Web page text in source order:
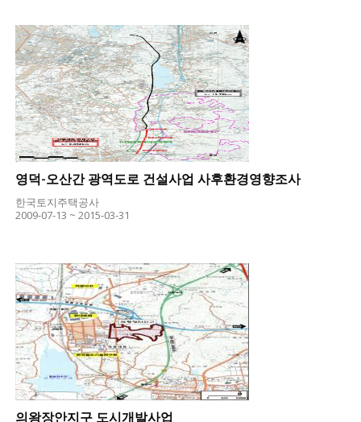
영덕-오산간 광역도로 건설사업 사후환경영향조사
한국토지주택공사
2009-07-13 ~ 2015-03-31
의왕장안지구 도시개발사업